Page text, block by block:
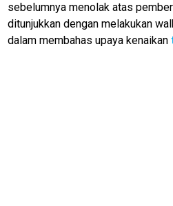
sebelumnya menolak atas
ditunjukkan dengan melakukan
dalam membahas upaya kenaikan